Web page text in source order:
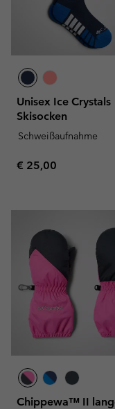
Unisex Ice Crystals
Skisocken
Schweißaufnahme
Regular price:
€ 25,00
Chippewa™ II